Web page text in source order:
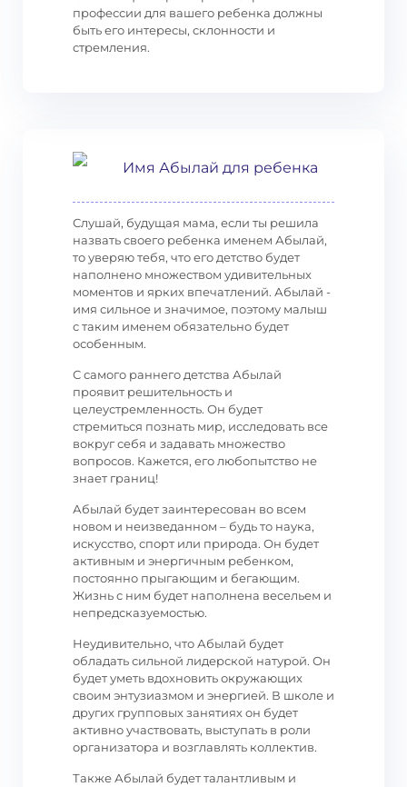
профессии для вашего ребенка должны
быть его интересы, склонности и
стремления.
Имя Абылай для ребенка
Слушай, будущая мама, если ты решила
назвать своего ребенка именем Абылай,
то уверяю тебя, что его детство будет
наполнено множеством удивительных
моментов и ярких впечатлений. Абылай -
имя сильное и значимое, поэтому малыш
с таким именем обязательно будет
особенным.
С самого раннего детства Абылай
проявит решительность и
целеустремленность. Он будет
стремиться познать мир, исследовать все
вокруг себя и задавать множество
вопросов. Кажется, его любопытство не
знает границ!
Абылай будет заинтересован во всем
новом и неизведанном – будь то наука,
искусство, спорт или природа. Он будет
активным и энергичным ребенком,
постоянно прыгающим и бегающим.
Жизнь с ним будет наполнена весельем и
непредсказуемостью.
Неудивительно, что Абылай будет
обладать сильной лидерской натурой. Он
будет уметь вдохновить окружающих
своим энтузиазмом и энергией. В школе и
других групповых занятиях он будет
активно участвовать, выступать в роли
организатора и возглавлять коллектив.
Также Абылай будет талантливым и